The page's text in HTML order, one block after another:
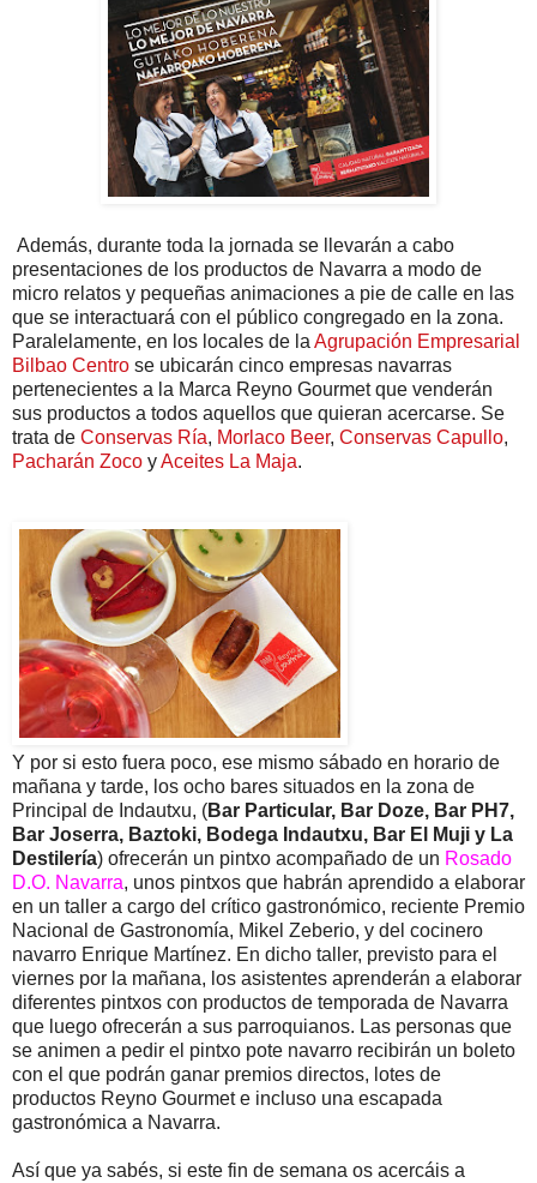
Además, durante toda la jornada se llevarán a cabo
presentaciones de los productos de Navarra a modo de
micro relatos y pequeñas animaciones a pie de calle en las
que se interactuará con el público congregado en la zona.
Paralelamente, en los locales de laAgrupación Empresarial
Bilbao Centro se ubicarán cinco empresas navarras
pertenecientes a la Marca Reyno Gourmet que venderán
sus productos a todos aquellos que quieran acercarse. Se
trata de Conservas Ría, Morlaco Beer, Conservas Capullo,
Pacharán Zoco yAceites La Maja.
Y por si esto fuera poco, ese mismo sábado en horario de
mañana y tarde, los ocho bares situados en la zona de
Principal de Indautxu, (Bar Particular, Bar Doze, Bar PH7,
Bar Joserra, Baztoki, Bodega Indautxu, Bar El Muji y La
Destilería) ofrecerán un pintxo acompañado de un Rosado
D.O. Navarra, unos pintxos que habrán aprendido a elaborar
en un taller a cargo del crítico gastronómico, reciente Premio
Nacional de Gastronomía, Mikel Zeberio, y del cocinero
navarro Enrique Martínez. En dicho taller, previsto para el
viernes por la mañana, los asistentes aprenderán a elaborar
diferentes pintxos con productos de temporada de Navarra
que luego ofrecerán a sus parroquianos. Las personas que
se animen a pedir el pintxo pote navarro recibirán un boleto
con el que podrán ganar premios directos, lotes de
productos Reyno Gourmet e incluso una escapada
gastronómica a Navarra.
Así que ya sabés, si este fin de semana os acercáis a